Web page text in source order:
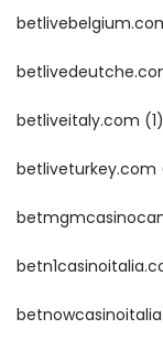
betliveitaly.com (1)
betliveturkey.com